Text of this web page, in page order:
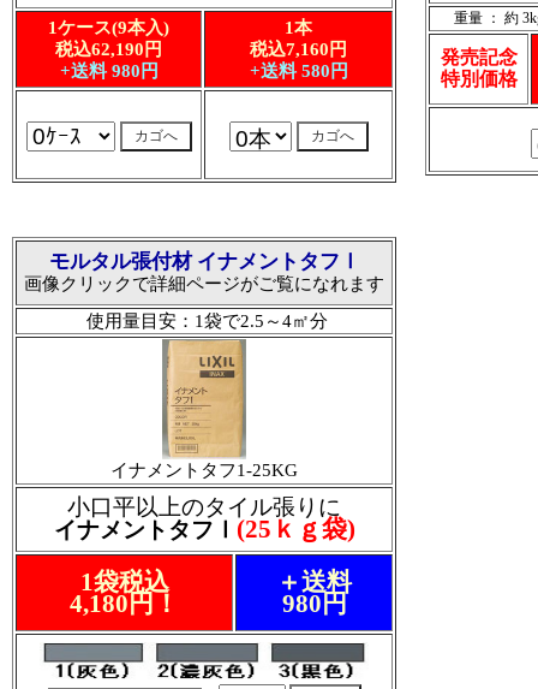
1ケース(9本入)
税込62,190円
+送料 980円
1本
税込7,160円
+送料 580円
重量 ： 約
発売記念
特別価格
モルタル張付材 イナメントタフⅠ
画像クリックで詳細ページがご覧になれます
使用量目安：1袋で2.5～4㎡分
イナメントタフ1-25KG
小口平以上のタイル張りに
イナメントタフⅠ (25ｋｇ袋)
1袋税込
4,180円！
＋送料
980円